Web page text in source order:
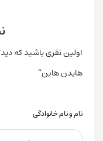
اولین نفری باشید که
هایدن هاین”
نام و نام خانوادگی